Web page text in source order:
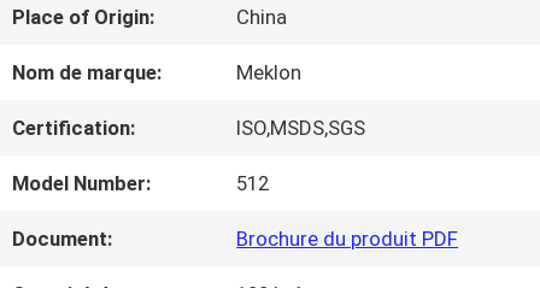
PROPOS
NOUS
Place of Origin: China
Nom de marque: Meklon
Certification: ISO,MSDS,SGS
Model Number: 512
Document: Brochure du produit PDF